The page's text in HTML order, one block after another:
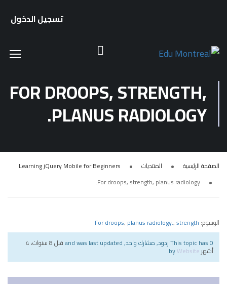
تسجيل الدخول
FOR DROOPS, STRENGTH,
PLANUS RADIOLOGY.
الصفحة الرئيسية المنتديات
Learning jQuery Mobile for Beginners
For droops, strength, planus radiology.
الوسوم: For droops, planus radiology.,strength
This topic has 0 ردود, مشارك واحد, and was last updated
قبل 8 سنوات، 4
أشهرWebsite
.